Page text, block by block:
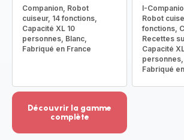
Companion, Robot
cuiseur, 14 fonctions,
Capacité XL 10
personnes, Blanc,
Fabriqué en France
I-
Robot
fonctions,
Recettes
Capacité
Fabriqué
Découvrir la gamme
complète